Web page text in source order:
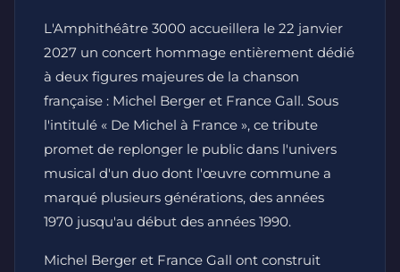
L'Amphithéâtre 3000 accueillera le 22 janvier
2027 un concert hommage entièrement dédié
à deux figures majeures de la chanson
française : Michel Berger et France Gall. Sous
l'intitulé « De Michel à France », ce tribute
promet de replonger le public dans l'univers
musical d'un duo dont l'œuvre commune a
marqué plusieurs générations, des années
1970 jusqu'au début des années 1990.
Michel Berger et France Gall ont construit